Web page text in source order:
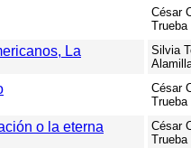
César
Trueba
La
Silvia
César
Trueba
o la eterna
César
Trueba